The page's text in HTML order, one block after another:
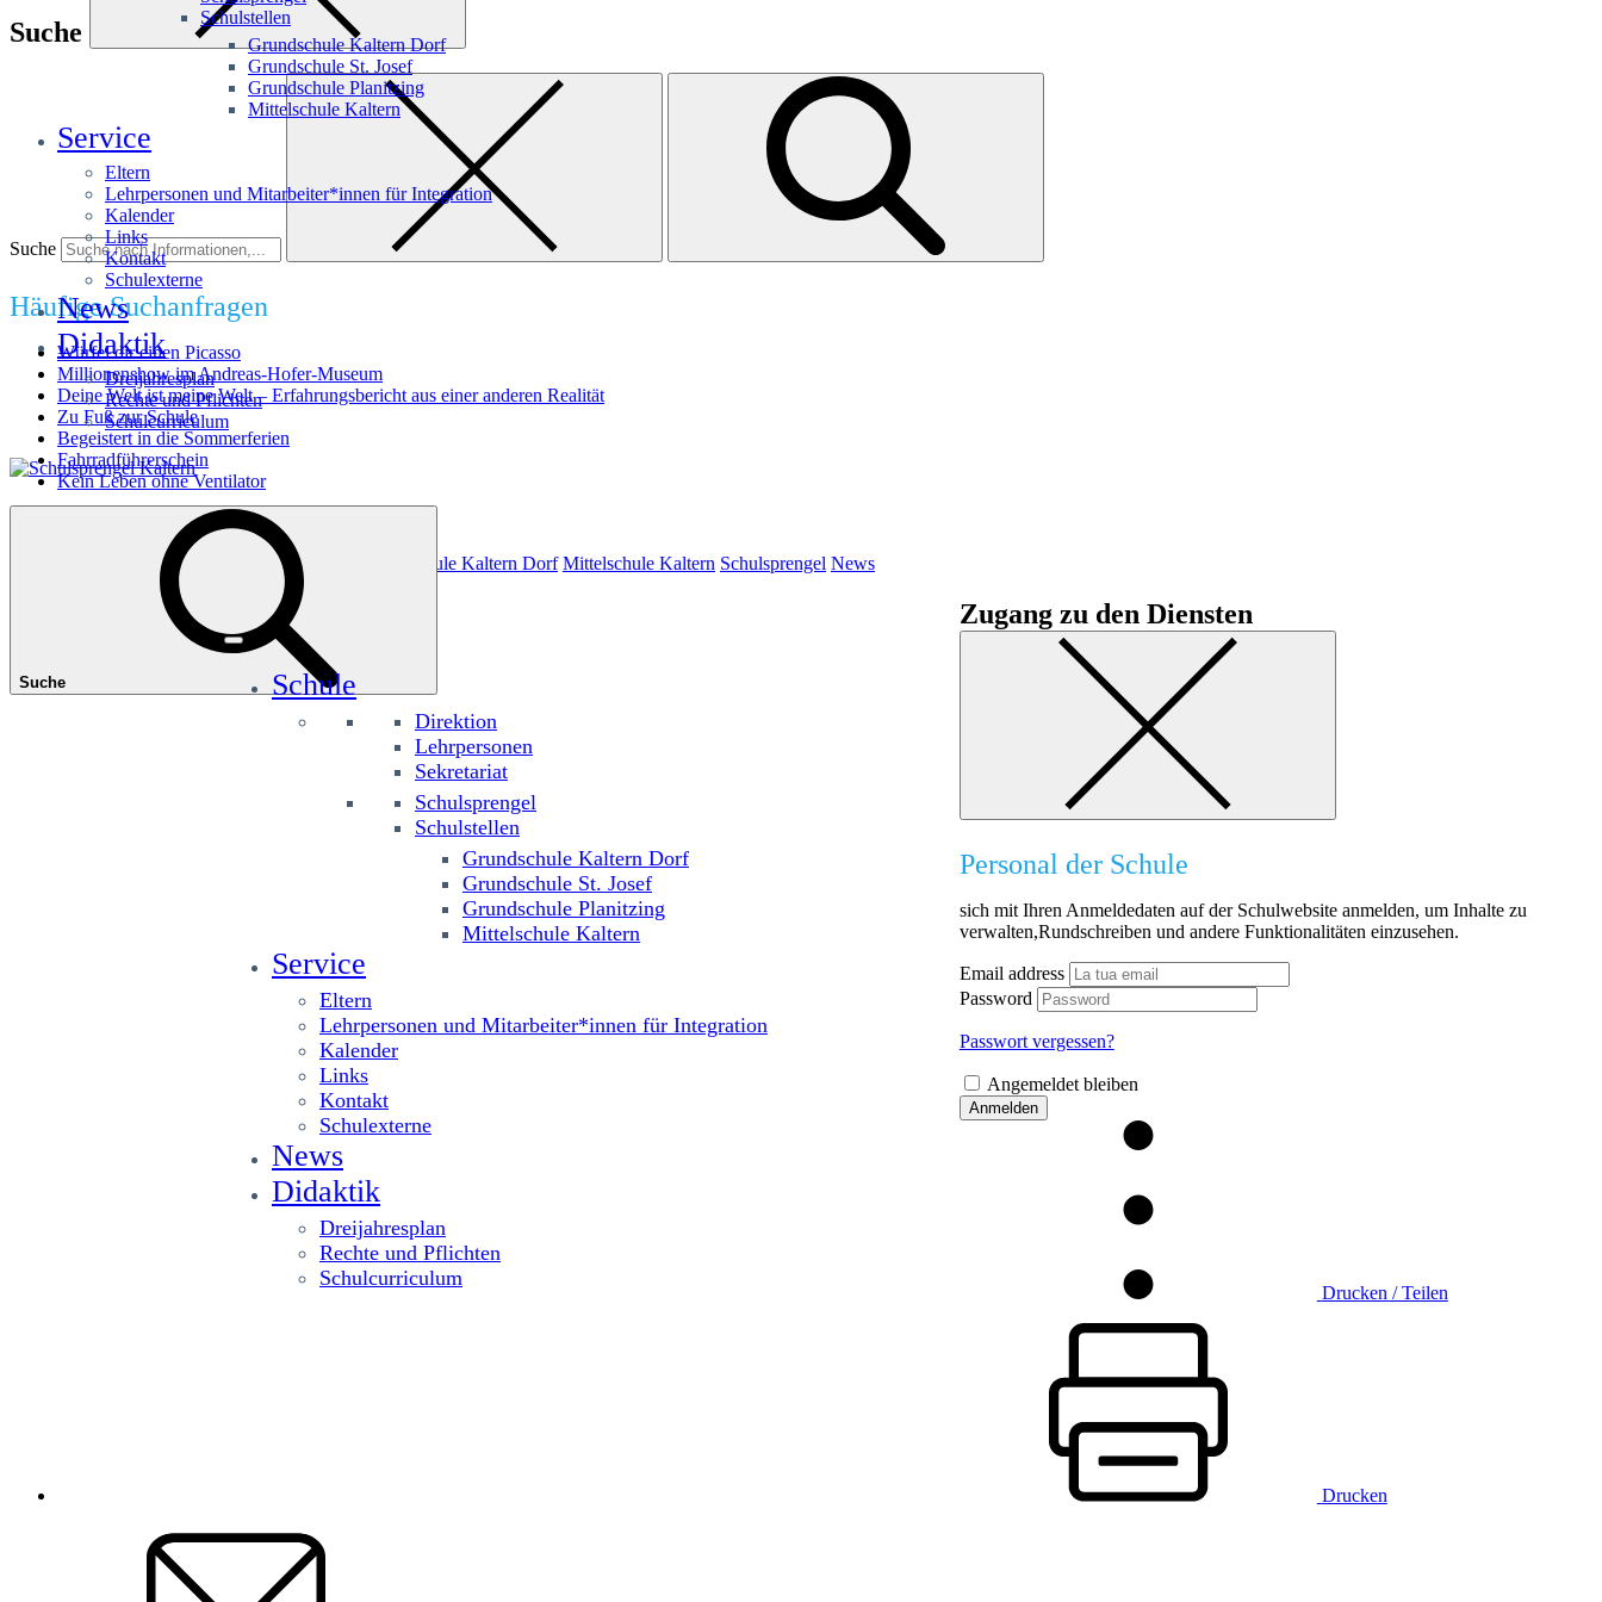
Schulstellen
Grundschule Kaltern Dorf
Grundschule St. Josef
Grundschule Planitzing
Mittelschule Kaltern
Service
Eltern
Lehrpersonen und Mitarbeiter*innen für Integration
Kalender
Links
Kontakt
Schulexterne
News
Didaktik
Dreijahresplan
Rechte und Pflichten
Schulcurriculum
Suche Schule
Direktion
Lehrpersonen
Sekretariat
Schulsprengel
Schulstellen
Grundschule Kaltern Dorf
Grundschule St. Josef
Grundschule Planitzing
Mittelschule Kaltern
Service
Eltern
Lehrpersonen und Mitarbeiter*innen für Integration
Kalender
Links
Kontakt
Schulexterne
News
Didaktik
Dreijahresplan
Rechte und Pflichten
Schulcurriculum
Suche
Suche
Häufige Suchanfragen
Würfel dir einen Picasso
Millionenshow im Andreas-Hofer-Museum
Deine Welt ist meine Welt – Erfahrungsbericht aus einer anderen Realität
Zu Fuß zur Schule
Begeistert in die Sommerferien
Fahrradführerschein
Kein Leben ohne Ventilator
Das könnte Sie interessieren
Grundschule Planitzing Grundschule St. Josef Grundschule Kaltern Dorf Mittelschule Kaltern Schulsprengel News
Zugang zu den Diensten
Personal der Schule
sich mit Ihren Anmeldedaten auf der Schulwebsite anmelden, um Inhalte zu
verwalten,Rundschreiben und andere Funktionalitäten einzusehen.
Email address
Password
Passwort vergessen?
Angemeldet bleiben
Anmelden
Drucken / Teilen
Drucken